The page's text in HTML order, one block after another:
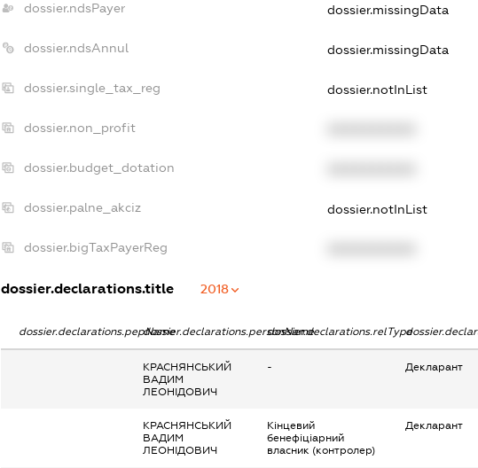
dossier.ndsPayer dossier.missingData
dossier.ndsAnnul dossier.missingData
dossier.single_tax_reg dossier.notInList
dossier.non_profit
dossier.budget_dotation
dossier.palne_akciz dossier.notInList
dossier.bigTaxPayerReg
dossier.declarations.title 2018
dossier.declarations.pepNamedossier.declarations.personNamedossier.declarations.relType
КРАСНЯНСЬКИЙ
ВАДИМ
ЛЕОНІДОВИЧ
- Декларант
КРАСНЯНСЬКИЙ
ВАДИМ
ЛЕОНІДОВИЧ
Кінцевий
бенефіціарний
власник (контролер)
Декларант